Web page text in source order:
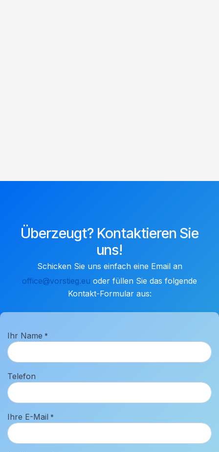
Überzeugt? Kontaktieren Sie
uns!
Schicken Sie uns einfach eine Email an
office@vorstieg.eu oder füllen Sie ​das folgende
Kontakt-Formular aus:
Ihr Name *
Telefon
Ihre E-Mail *